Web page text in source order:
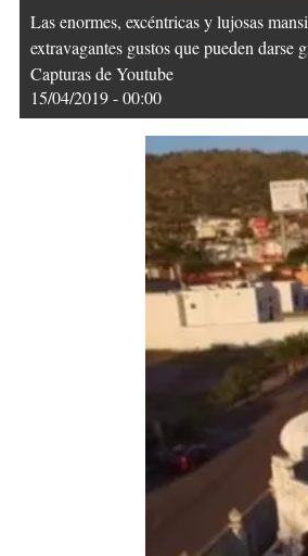
Las enormes, excéntricas y lujosas
extravagantes gustos que pueden
Capturas de Youtube
15/04/2019 - 00:00